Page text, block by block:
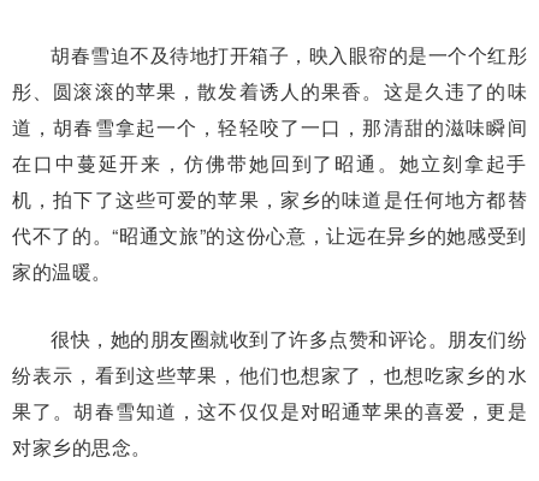
胡春雪迫不及待地打开箱子，映入眼帘的是一个个红彤
彤、圆滚滚的苹果，散发着诱人的果香。这是久违了的味
道，胡春雪拿起一个，轻轻咬了一口，那清甜的滋味瞬间
在口中蔓延开来，仿佛带她回到了昭通。她立刻拿起手
机，拍下了这些可爱的苹果，家乡的味道是任何地方都替
代不了的。“昭通文旅”的这份心意，让远在异乡的她感受到
家的温暖。
很快，她的朋友圈就收到了许多点赞和评论。朋友们纷
纷表示，看到这些苹果，他们也想家了，也想吃家乡的水
果了。胡春雪知道，这不仅仅是对昭通苹果的喜爱，更是
对家乡的思念。